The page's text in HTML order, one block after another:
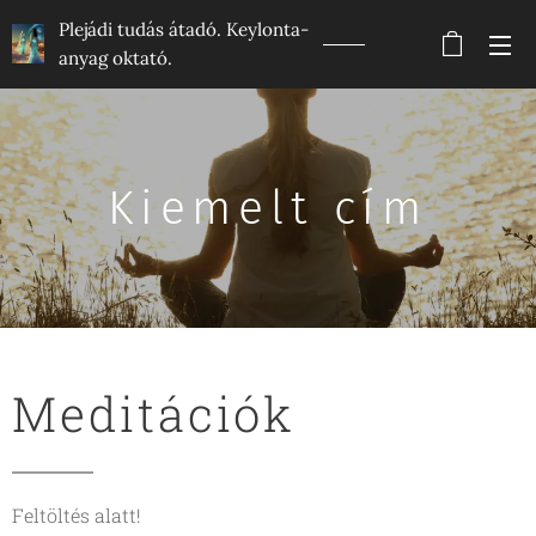
Plejádi tudás átadó. Keylonta-
anyag oktató.
Kiemelt cím
Meditációk
Feltöltés alatt!